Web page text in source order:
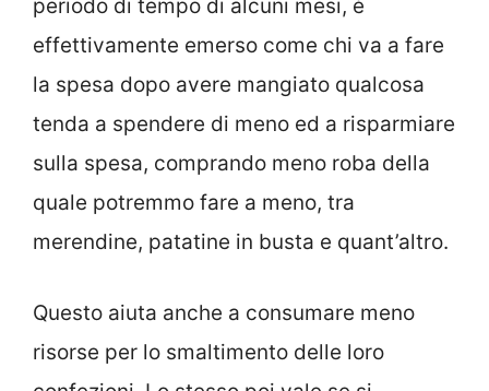
periodo di tempo di alcuni mesi, è
effettivamente emerso come chi va a fare
la spesa dopo avere mangiato qualcosa
tenda a spendere di meno ed a risparmiare
sulla spesa, comprando meno roba della
quale potremmo fare a meno, tra
merendine, patatine in busta e quant’altro.
Questo aiuta anche a consumare meno
risorse per lo smaltimento delle loro